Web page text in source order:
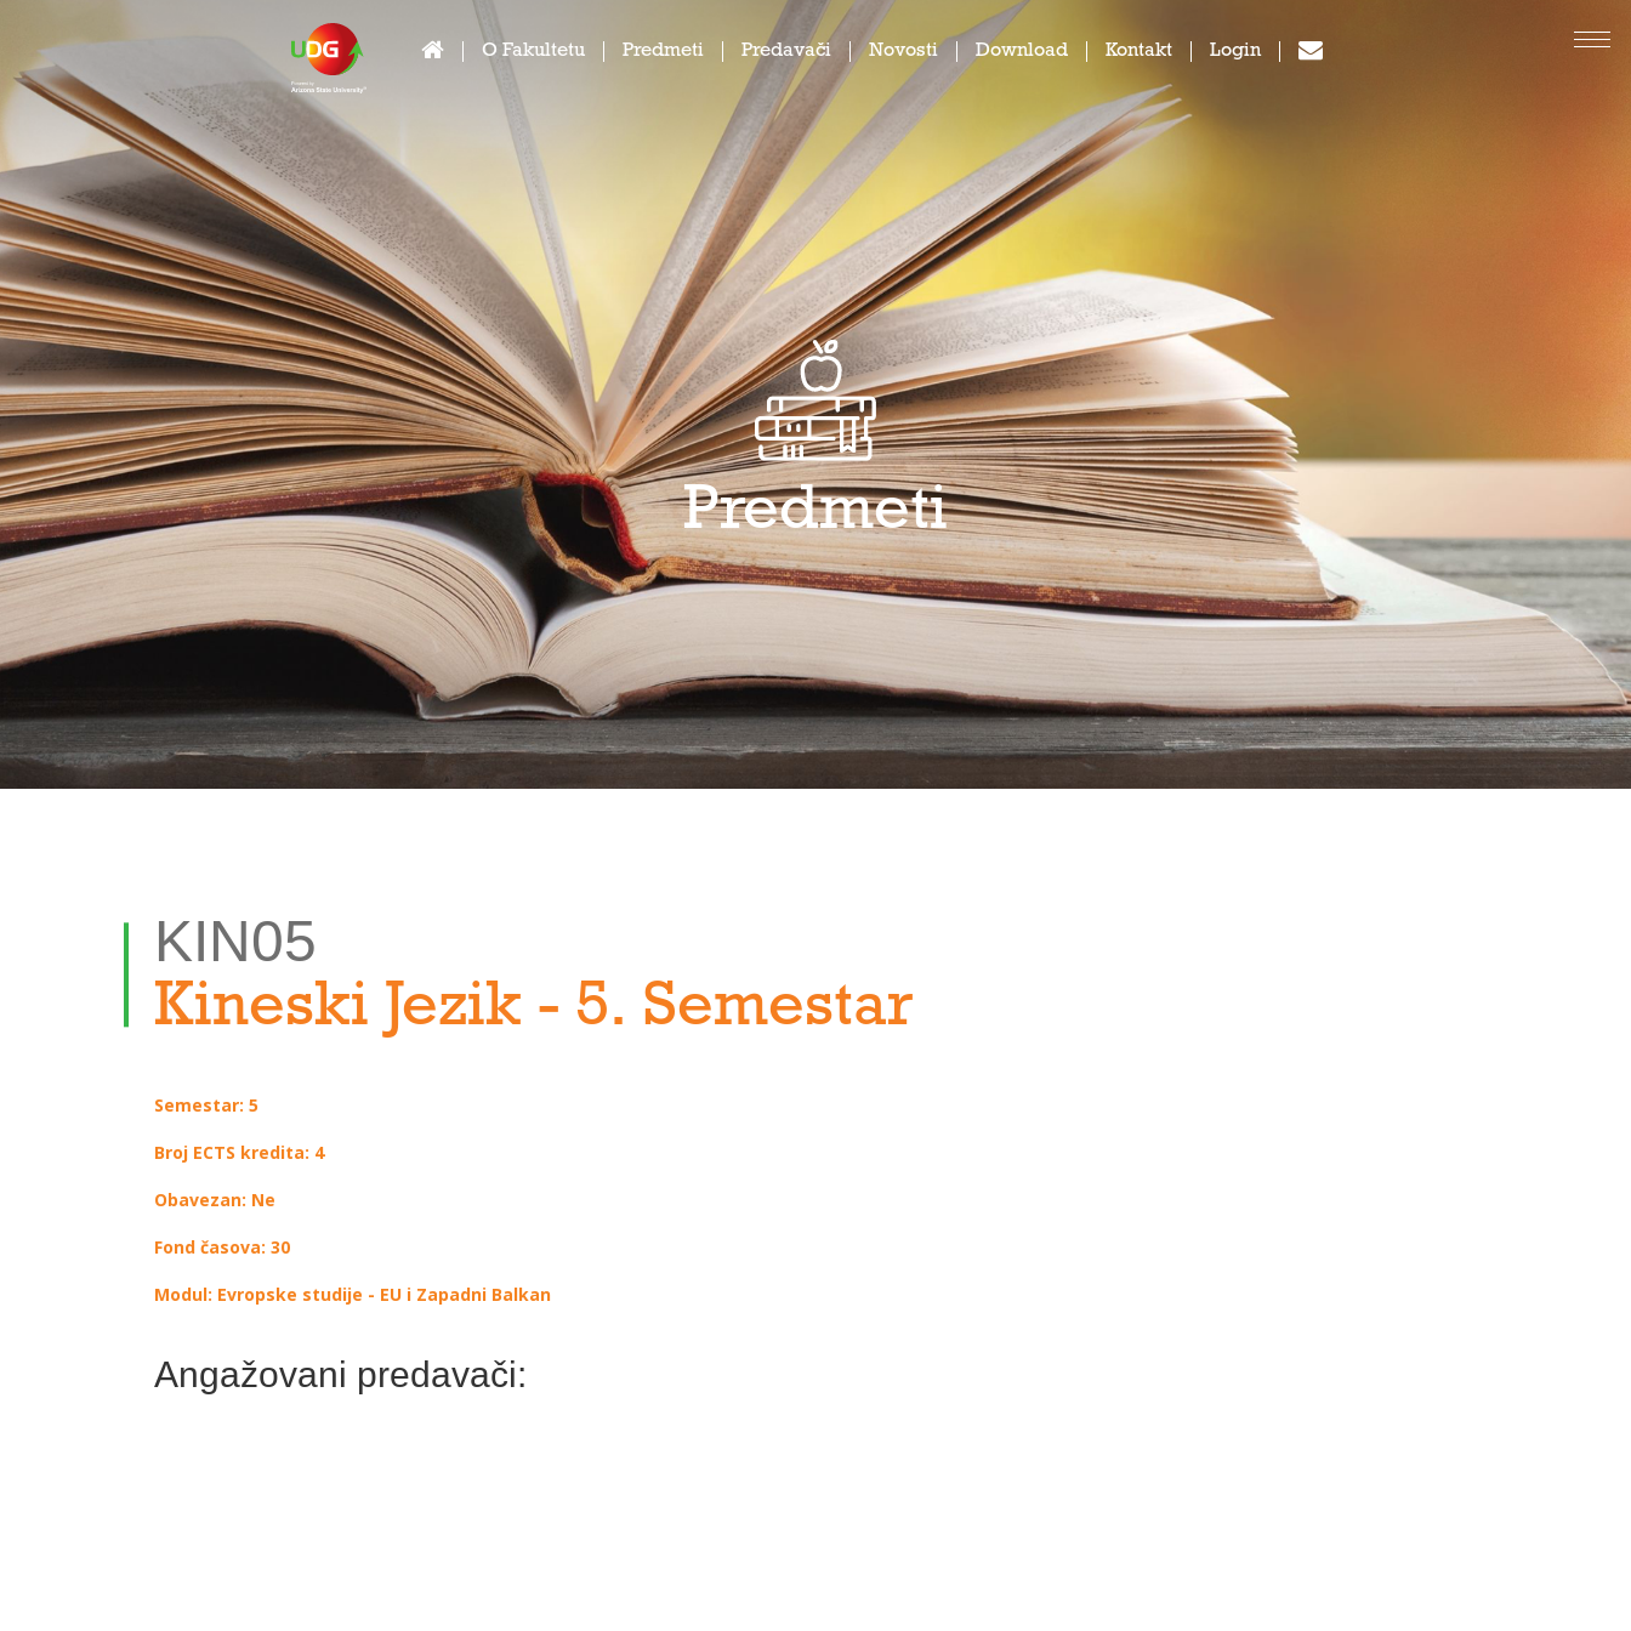
O Fakultetu Predmeti Predavači Novosti Download Kontakt Login
Predmeti
KIN05
Kineski Jezik - 5. Semestar
Semestar: 5
Broj ECTS kredita: 4
Obavezan: Ne
Fond časova: 30
Modul: Evropske studije - EU i Zapadni Balkan
Angažovani predavači: